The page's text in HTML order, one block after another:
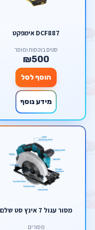
DCF887 אימפקט
סטים בוקסות ומוסך
₪500
הוסף לסל
מידע נוסף
מסור עגול 7 אינץ סט שלם
מסורים